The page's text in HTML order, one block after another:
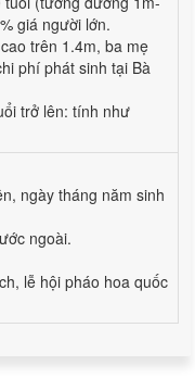
giá người lớn.
trên 1.4m, ba mẹ
phí phát sinh tại Bà
trở lên: tính như
ngày tháng năm sinh
ngoài.
lễ hội pháo hoa quốc